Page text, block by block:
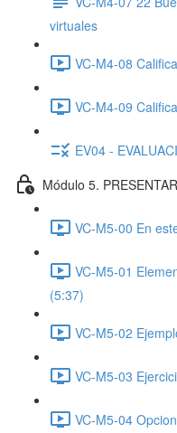
virtuales
VC-M4-08
VC-M4-09
EV04 -
Módulo 5.
VC-M5-00 En
VC-M5-01
(5:37)
VC-M5-02
VC-M5-03
VC-M5-04